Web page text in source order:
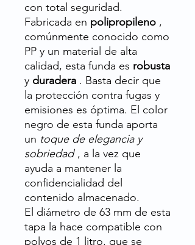
con total seguridad.
Fabricada en polipropileno ,
comúnmente conocido como
PP y un material de alta
calidad, esta funda es robusta
y duradera . Basta decir que
la protección contra fugas y
emisiones es óptima. El color
negro de esta funda aporta
un toque de elegancia y
sobriedad, a la vez que
ayuda a mantener la
confidencialidad del
contenido almacenado.
El diámetro de 63 mm de esta
tapa la hace compatible con
polvos de 1 litro, que se